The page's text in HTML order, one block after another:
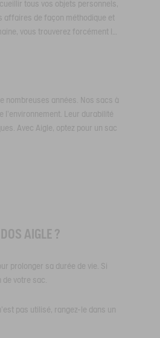
tous vos objets personnels,
affaires de façon méthodique et
vous trouverez forcément le
nombreuses années. Nos sacs à
l'environnement. Leur durabilité
Avec Aigle, optez pour un sac
AIGLE ?
prolonger sa durée de vie. Si
votre sac.
pas utilisé, rangez-le dans un